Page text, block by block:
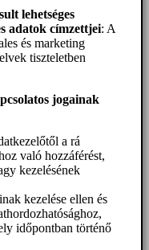
lehetséges
adatok címzettjei: A
és marketing
tiszteletben
jogainak
a rá
való hozzáférést,
kezelésének
kezelése ellen és
időpontban történő